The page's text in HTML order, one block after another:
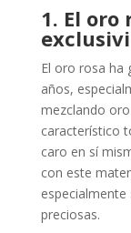
1. El oro
El oro rosa ha
años,
mezclando
característico
caro en sí
con este
preciosas.